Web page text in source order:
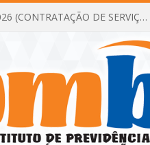
DISPENSA DE LICITAÇÃO Nº 005/2026 (CONTRATAÇÃO DE SERVIÇOS TÉCNICOS DE CONSULTORIA E ASSESSORIA EM LICITAÇÃO COM ANÁLISE E ACOMPANHAMENTO DE PROCESSOS LICITATÓRIOS PARA ATENDER AS NECESSIDADES DO INSTITUTO DE PREVIDÊNCIA DO MUNICÍPIO DE BAIÃO – IPMB)